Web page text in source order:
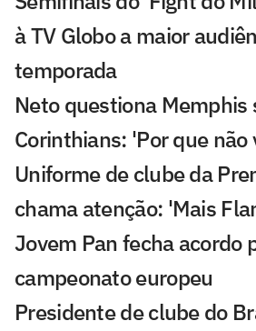
à TV Globo a maior
temporada
Neto questiona Memphis
Corinthians: 'Por que não
Uniforme de clube da
chama atenção: 'Mais
Jovem Pan fecha acordo
campeonato europeu
Presidente de clube do